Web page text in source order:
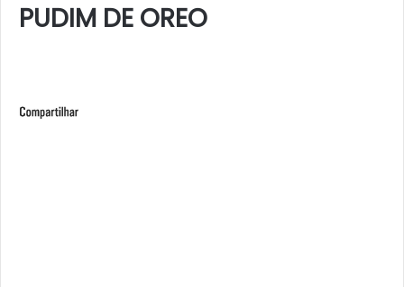
PUDIM DE OREO